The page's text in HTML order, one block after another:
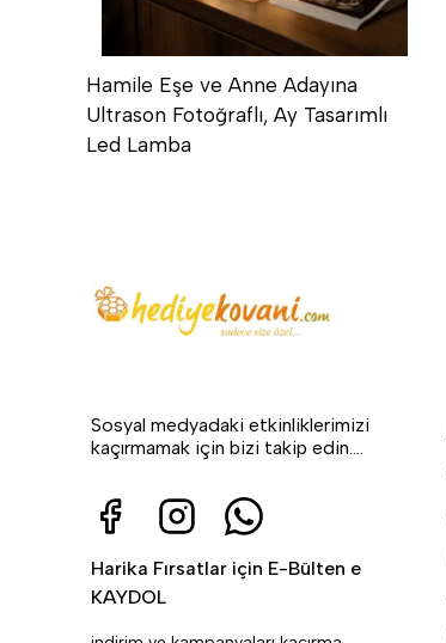
Hamile Eşe ve Anne Adayına
Ultrason Fotoğraflı, Ay Tasarımlı
Led Lamba
Sosyal medyadaki etkinliklerimizi
kaçırmamak için bizi takip edin....
Harika Fırsatlar için E-Bülten e
KAYDOL